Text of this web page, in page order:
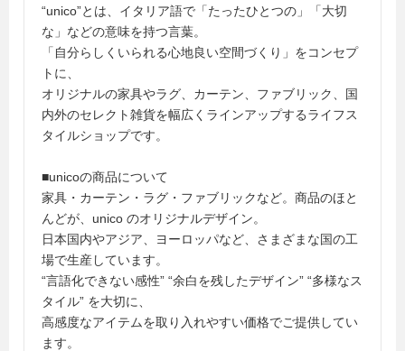
“unico”とは、イタリア語で「たったひとつの」「大切
な」などの意味を持つ言葉。
「自分らしくいられる心地良い空間づくり」をコンセプ
トに、
オリジナルの家具やラグ、カーテン、ファブリック、国
内外のセレクト雑貨を幅広くラインアップするライフス
タイルショップです。
■unicoの商品について
家具・カーテン・ラグ・ファブリックなど。商品のほと
んどが、unico のオリジナルデザイン。
日本国内やアジア、ヨーロッパなど、さまざまな国の工
場で生産しています。
“言語化できない感性” “余白を残したデザイン” “多様なス
タイル” を大切に、
高感度なアイテムを取り入れやすい価格でご提供してい
ます。